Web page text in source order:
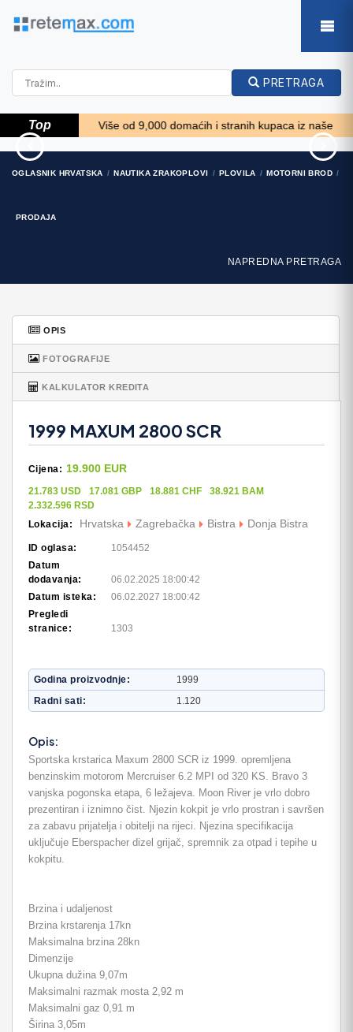
PRETRAGA
Top
***** Više od 9,000 domaćih i stranih kupaca iz naše baze
sobe i bazen
građevinsko zemljište 2...
OGLASNIK HRVATSKA NAUTIKA ZRAKOPLOVI PLOVILA MOTORNI BROD
PRODAJA
NAPREDNA PRETRAGA
OPIS
FOTOGRAFIJE
KALKULATOR KREDITA
1999 MAXUM 2800 SCR
Cijena: 19.900 EUR
21.783 USD 17.081 GBP 18.881 CHF
38.921 BAM
2.332.596 RSD
Lokacija:
Hrvatska Zagrebačka Bistra Donja Bistra
ID oglasa:
1054452
Datum
dodavanja:
06.02.2025 18:00:42
Datum isteka:
06.02.2027 18:00:42
Pregledi
stranice:
1303
Godina proizvodnje
1999
Radni sati
1.120
Opis:
Sportska krstarica Maxum 2800 SCR iz 1999. opremljena
benzinskim motorom Mercruiser 6.2 MPI od 320 KS. Bravo 3
vanjska pogonska etapa, 6 ležajeva. Moon River je vrlo dobro
prezentiran i iznimno čist. Njezin kokpit je vrlo prostran i savršen
za zabavu prijatelja i obitelji na rijeci. Njezina specifikacija
uključuje Eberspacher dizel grijač, spremnik za otpad i tepihe u
kokpitu.
Brzina i udaljenost
Brzina krstarenja 17kn
Maksimalna brzina 28kn
Dimenzije
Ukupna dužina 9,07m
Maksimalni razmak mosta 2,92 m
Maksimalni gaz 0,91 m
Širina 3,05m